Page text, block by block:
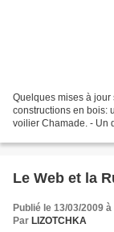
Quelques mises à
constructions en bois:
voilier Chamade. - Un
Le Web et la
Publié le 13/03/2009
Par LIZOTCHKA